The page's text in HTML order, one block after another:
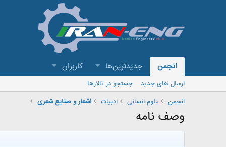
انجمن جدیدترین‌ها کاربران
ارسال های جدید
جستجو در تالارها
انجمن
علوم انسانی ادبیات اشعار و صنايع شعری
وصف نامه